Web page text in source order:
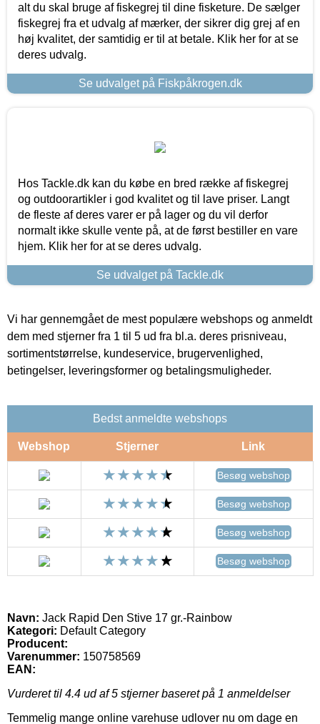
alt du skal bruge af fiskegrej til dine fisketure. De sælger
fiskegrej fra et udvalg af mærker, der sikrer dig grej af en
høj kvalitet, der samtidig er til at betale. Klik her for at se
deres udvalg.
Se udvalget på Fiskpåkrogen.dk
Hos Tackle.dk kan du købe en bred række af fiskegrej
og outdoorartikler i god kvalitet og til lave priser. Langt
de fleste af deres varer er på lager og du vil derfor
normalt ikke skulle vente på, at de først bestiller en vare
hjem. Klik her for at se deres udvalg.
Se udvalget på Tackle.dk
Vi har gennemgået de mest populære webshops og anmeldt
dem med stjerner fra 1 til 5 ud fra bl.a. deres prisniveau,
sortimentstørrelse, kundeservice, brugervenlighed,
betingelser, leveringsformer og betalingsmuligheder.
Bedst anmeldte webshops
Webshop Stjerner Link
Besøg webshop
Besøg webshop
Besøg webshop
Besøg webshop
Navn: Jack Rapid Den Stive 17 gr.-Rainbow
Kategori: Default Category
Producent:
Varenummer: 150758569
EAN:
Vurderet til 4.4 ud af 5 stjerner baseret på 1 anmeldelser
Temmelig mange online varehuse udlover nu om dage en